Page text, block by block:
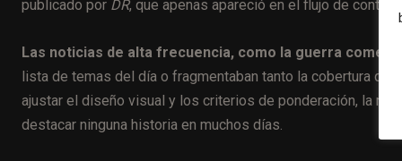
publicado por DR, que apenas apareció en el flujo de
Las noticias de alta frecuencia, como la guerra
lista de temas del día o fragmentaban tanto la cobertura
ajustar el diseño visual y los criterios de ponderación, la
destacar ninguna historia en muchos días.